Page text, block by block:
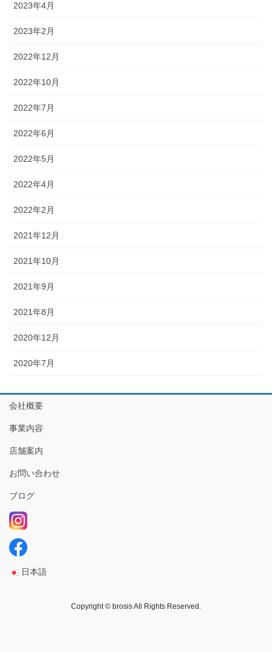
2023年4月
2023年2月
2022年12月
2022年10月
2022年7月
2022年6月
2022年5月
2022年4月
2022年2月
2021年12月
2021年10月
2021年9月
2021年8月
2020年12月
2020年7月
会社概要
事業内容
店舗案内
お問い合わせ
ブログ
日本語
Copyright © brosis All Rights Reserved.